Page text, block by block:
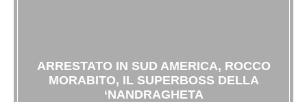
ARRESTATO IN SUD AMERICA, ROCCO
MORABITO, IL SUPERBOSS DELLA
‘NANDRAGHETA